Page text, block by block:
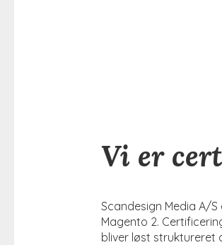
Vi er
Scandesign Media A/
Magento 2.
bliver løst struktureret